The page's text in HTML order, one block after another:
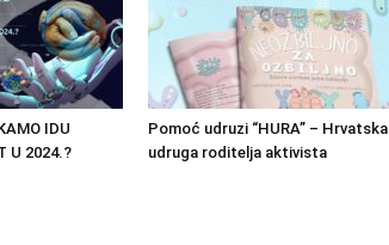
IDU
U 2024.?
Pomoć udruzi “HURA” – Hrvatska
udruga roditelja aktivista